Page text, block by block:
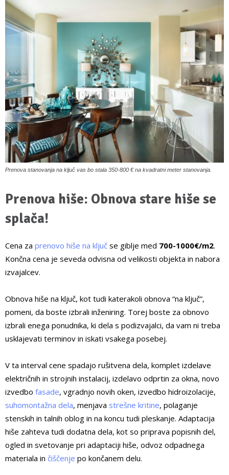
Prenova stanovanja na ključ vas bo stala 350-800 € na kvadratni meter stanovanja.
Prenova hiše: Obnova stare hiše se
splača!
Cena za prenovo hiše na ključ se giblje med 700-1000€/m2.
Končna cena je seveda odvisna od velikosti objekta in nabora
izvajalcev.
Obnova hiše na ključ, kot tudi katerakoli obnova “na ključ”,
pomeni, da boste izbrali inženiring. Torej boste za obnovo
izbrali enega ponudnika, ki dela s podizvajalci, da vam ni treba
usklajevati terminov in iskati vsakega posebej.
V ta interval cene spadajo rušitvena dela, komplet izdelave
električnih in strojnih instalacij, izdelavo odprtin za okna, novo
izvedbo fasade, vgradnjo novih oken, izvedbo hidroizolacije,
suhomontažna dela, menjava strešne kritine, polaganje
stenskih in talnih oblog in na koncu tudi pleskanje. Adaptacija
hiše zahteva tudi dodatna dela, kot so priprava popisnih del,
ogled in svetovanje pri adaptaciji hiše, odvoz odpadnega
materiala in čiščenje po končanem delu.